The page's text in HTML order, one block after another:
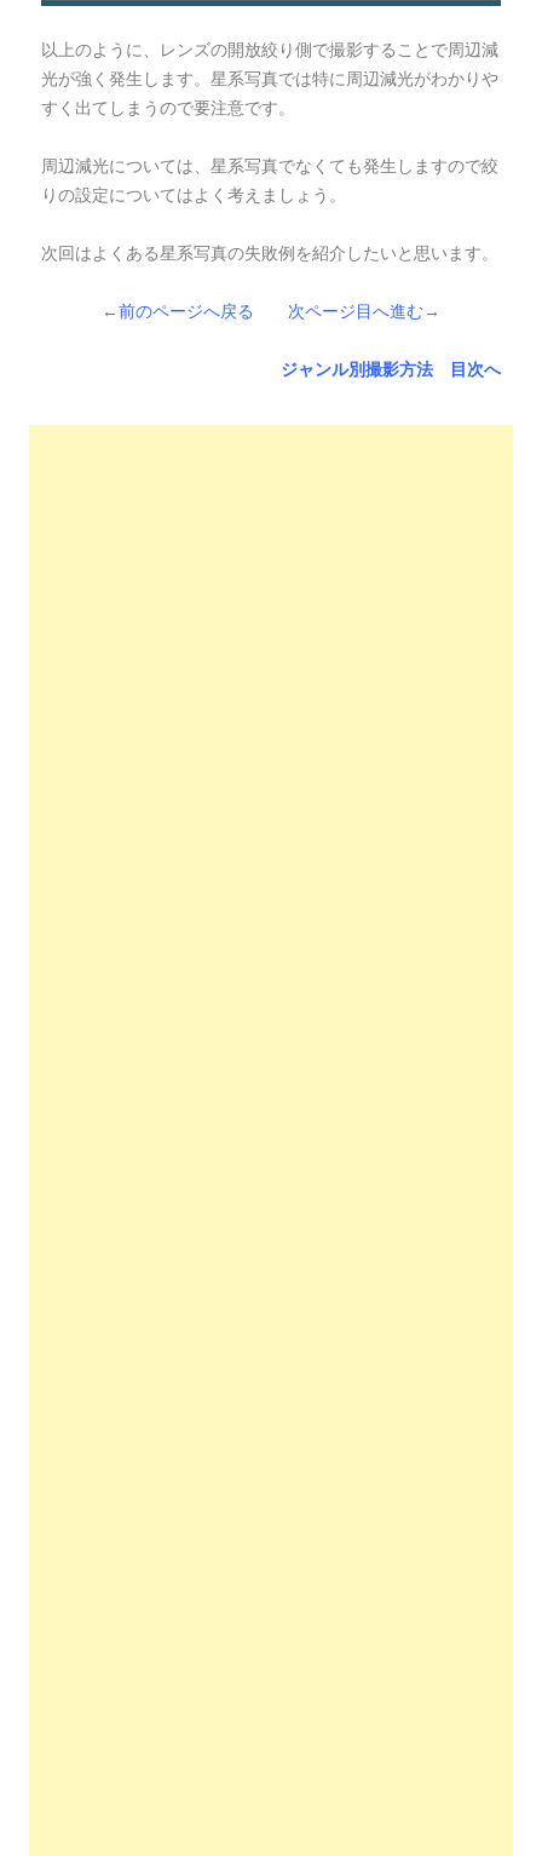
以上のように、レンズの開放絞り側で撮影することで周辺減
光が強く発生します。星系写真では特に周辺減光がわかりや
すく出てしまうので要注意です。
周辺減光については、星系写真でなくても発生しますので絞
りの設定についてはよく考えましょう。
次回はよくある星系写真の失敗例を紹介したいと思います。
←前のページへ戻る 次ページ目へ進む→
ジャンル別撮影方法 目次へ